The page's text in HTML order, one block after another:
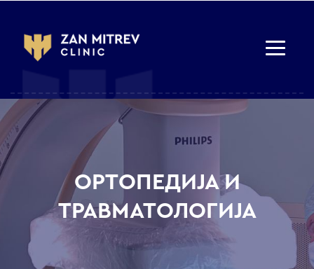
ОРТОПЕДИЈА И
ТРАВМАТОЛОГИЈА